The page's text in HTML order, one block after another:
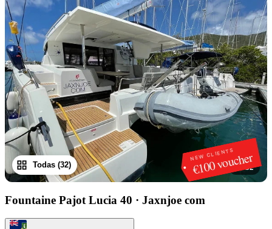
NEW CLIENTS
€100 voucher
1/32
Todas (32)
Fountaine Pajot Lucia 40 · Jaxnjoe com